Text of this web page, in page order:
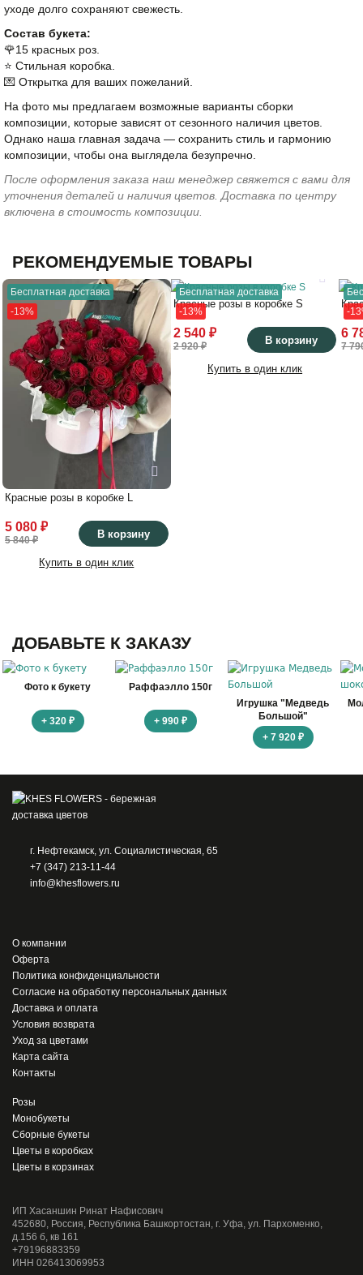
уходе долго сохраняют свежесть.
Состав букета:
🌹15 красных роз.
⭐️ Стильная коробка.
💌 Открытка для ваших пожеланий.
На фото мы предлагаем возможные варианты сборки
композиции, которые зависят от сезонного наличия цветов.
Однако наша главная задача — сохранить стиль и гармонию
композиции, чтобы она выглядела безупречно.
После оформления заказа наш менеджер свяжется с вами для
уточнения деталей и наличия цветов. Доставка по центру
включена в стоимость композиции.
РЕКОМЕНДУЕМЫЕ ТОВАРЫ
Бесплатная доставка
-13%
Красные розы в коробке L
5 080 ₽
5 840 ₽ В корзину
Купить в один клик
Бесплатная доставка
-13%
Красные розы в коробке S
2 540 ₽
2 920 ₽ В корзину
Купить в один клик
-
6
7
ДОБАВЬТЕ К ЗАКАЗУ
Фото к букету
+ 320 ₽
Раффаэлло 150г
+ 990 ₽
Игрушка "Медведь
Большой"
+ 7 920 ₽
г. Нефтекамск, ул. Социалистическая, 65
+7 (347) 213-11-44
info@khesflowers.ru
О компании
Оферта
Политика конфиденциальности
Согласие на обработку персональных данных
Доставка и оплата
Условия возврата
Уход за цветами
Карта сайта
Контакты
Розы
Монобукеты
Сборные букеты
Цветы в коробках
Цветы в корзинах
ИП Хасаншин Ринат Нафисович
452680, Россия, Республика Башкортостан, г. Уфа, ул. Пархоменко,
д.156 б, кв 161
+79196883359
ИНН 026413069953